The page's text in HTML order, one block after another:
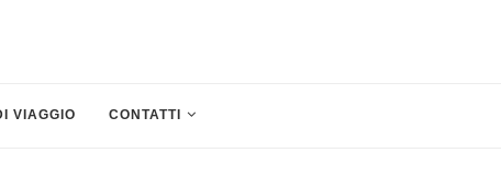
VIAGGIO CONTATTI